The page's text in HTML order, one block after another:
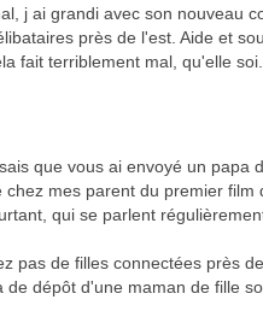
j ai grandi avec son nouveau
près de l'est. Aide et
fait terriblement mal, qu'elle soi.
que vous ai envoyé un
mes parent du premier
qui se parlent
pas de filles connectées près
dépôt d'une maman de fille